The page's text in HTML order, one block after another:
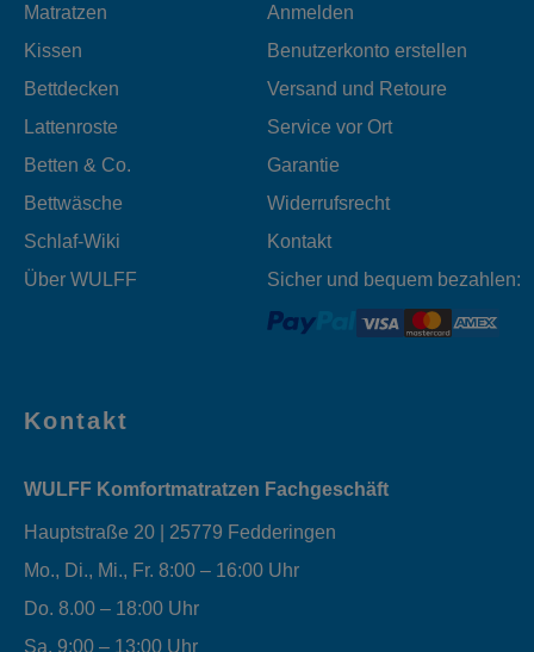
Matratzen
Kissen
Bettdecken
Lattenroste
Betten & Co.
Bettwäsche
Schlaf-Wiki
Über WULFF
Anmelden
Benutzerkonto erstellen
Versand und Retoure
Service vor Ort
Garantie
Widerrufsrecht
Kontakt
Sicher und bequem bezahlen:
Kontakt
WULFF Komfortmatratzen Fachgeschäft
Hauptstraße 20 | 25779 Fedderingen
Mo., Di., Mi., Fr. 8:00 – 16:00 Uhr
Do. 8.00 – 18:00 Uhr
Sa. 9:00 – 13:00 Uhr